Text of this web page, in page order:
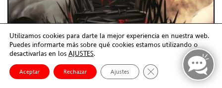
Utilizamos cookies para darte la mejor experiencia en nuestra web.
Puedes informarte más sobre qué cookies estamos utilizando o
desactivarlas en los AJUSTES.
Aceptar Rechazar Ajustes Cerrar el banner de